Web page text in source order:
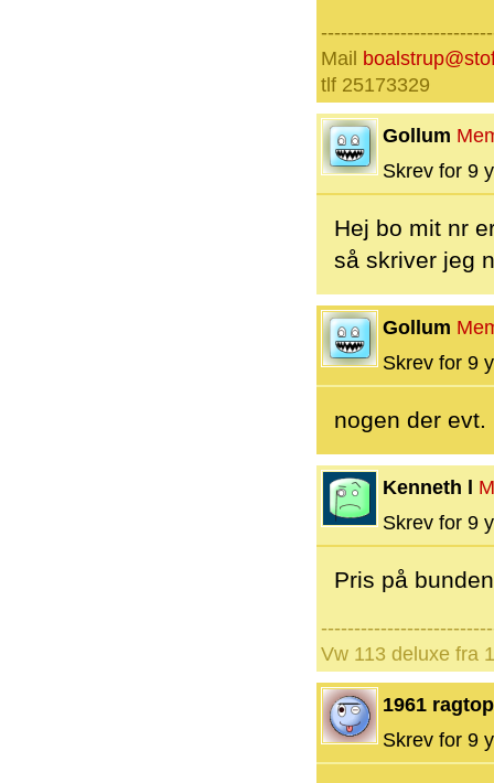
Mail
tlf 25173329
Gollum
Skrev for 9
Hej bo mit nr
så skriver jeg
Gollum
Skrev for 9
nogen der
Kenneth l
Skrev for 9
Pris på bunden
Vw 113 deluxe fra
1961 ragtop
Skrev for 9